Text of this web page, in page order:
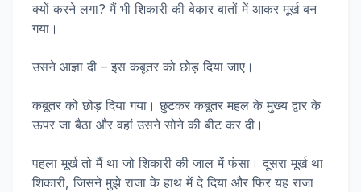
क्यों करने लगा? मैं भी शिकारी की बेकार बातों में आकर मूर्ख बन
गया।
उसने आज्ञा दी – इस कबूतर को छोड़ दिया जाए।
कबूतर को छोड़ दिया गया। छुटकर कबूतर महल के मुख्य द्वार के
ऊपर जा बैठा और वहां उसने सोने की बीट कर दी।
पहला मूर्ख तो मैं था जो शिकारी की जाल में फंसा। दूसरा मूर्ख था
शिकारी, जिसने मुझे राजा के हाथ में दे दिया और फिर यह राजा